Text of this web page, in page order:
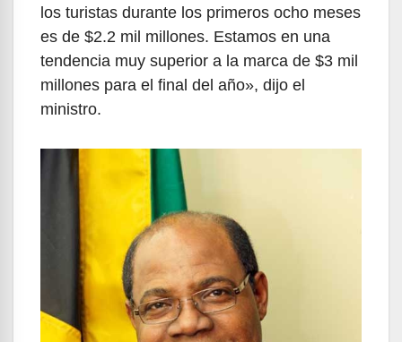
los turistas durante los primeros ocho meses
es de $2.2 mil millones. Estamos en una
tendencia muy superior a la marca de $3 mil
millones para el final del año», dijo el
ministro.